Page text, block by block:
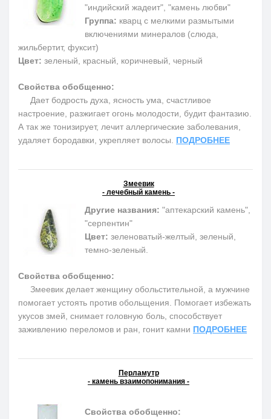
"индийский жадеит", "камень любви"
Группа: кварц с мелкими размытыми
включениями минералов (слюда,
жильбертит, фуксит)
Цвет: зеленый, красный, коричневый, черный
Свойства обобщенно:
Дает бодрость духа, ясность ума, счастливое
настроение, разжигает огонь молодости, будит фантазию.
А так же тонизирует, лечит аллергические заболевания,
удаляет бородавки, укрепляет волосы. ПОДРОБНЕЕ
Змеевик
- лечебный камень -
Другие названия: "аптекарский камень",
"серпентин"
Цвет: зеленоватый-желтый, зеленый,
темно-зеленый.
Свойства обобщенно:
Змеевик делает женщину обольстительной, а мужчине
помогает устоять против обольщения. Помогает избежать
укусов змей, снимает головную боль, способствует
заживлению переломов и ран, гонит камни ПОДРОБНЕЕ
Перламутр
- камень взаимопонимания -
Свойства обобщенно: